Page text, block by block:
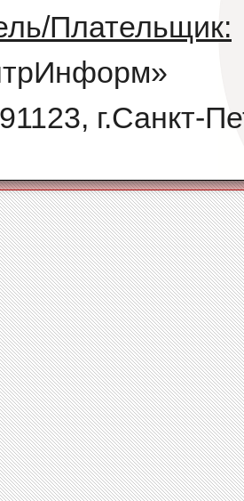
Плательщик:
г.Санкт-